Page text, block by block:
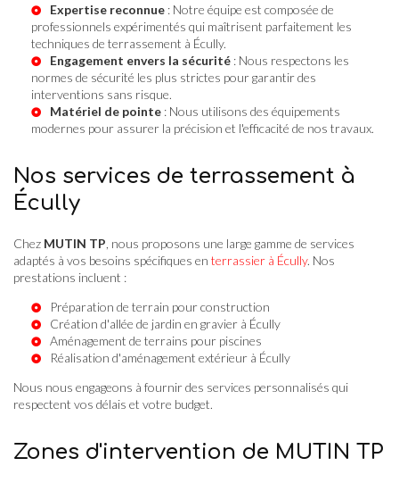
Expertise reconnue : Notre équipe est composée de
professionnels expérimentés qui maîtrisent parfaitement les
techniques de terrassement à Écully.
Engagement envers la sécurité : Nous respectons les
normes de sécurité les plus strictes pour garantir des
interventions sans risque.
Matériel de pointe : Nous utilisons des équipements
modernes pour assurer la précision et l'efficacité de nos travaux.
Nos services de terrassement à
Écully
Chez MUTIN TP , nous proposons une large gamme de services
adaptés à vos besoins spécifiques en terrassier à Écully. Nos
prestations incluent :
Préparation de terrain pour construction
Création d'allée de jardin en gravier à Écully
Aménagement de terrains pour piscines
Réalisation d'aménagement extérieur à Écully
Nous nous engageons à fournir des services personnalisés qui
respectent vos délais et votre budget.
Zones d'intervention de MUTIN TP